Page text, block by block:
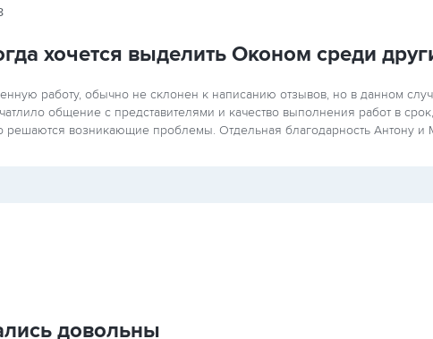
хочется выделить Оконом среди
работу, обычно не склонен к написанию отзывов, но в данном
общение с представителями и качество выполнения работ в
решаются возникающие проблемы. Отдельная благодарность Антону и
довольны